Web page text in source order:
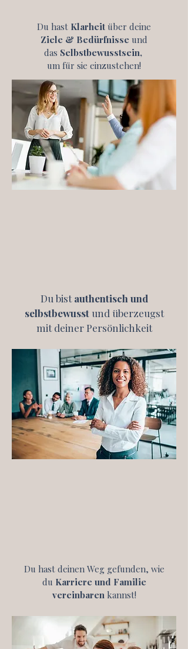
Du hast Klarheit über deine
Ziele & Bedürfnisse und
das Selbstbewusstsein,
um für sie einzustehen!
Du bistauthentisch und
selbstbewusstund überzeugst
mit deiner Persönlichkeit
Du hast deinen Weg gefunden, wie
du Karriere und Familie
vereinbarenkannst!